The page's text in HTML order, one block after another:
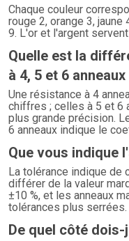
Chaque couleur
rouge 2, orange 3,
9. L'or et l'argent
Quelle est la
à 4, 5 et 6 anneaux
Une résistance à 4
chiffres ; celles à 5 et 6
plus grande précision.
6 anneaux indique le
Que vous indique
La tolérance indique
différer de la valeur
±10 %, et les anneaux
tolérances plus serrées.
De quel côté